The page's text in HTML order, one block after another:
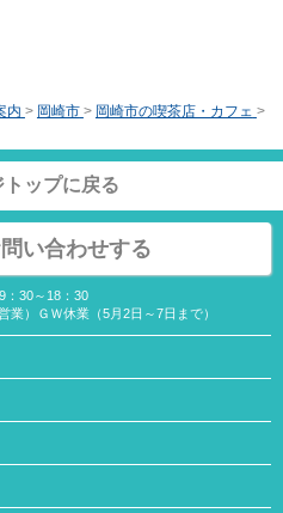
内 > 岡崎市 > 岡崎市の喫茶店・カフェ >
トップに戻る
い合わせする
：30～18：30
業）ＧＷ休業（5月2日～7日まで）